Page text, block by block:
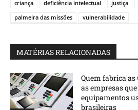
criança
deficiência intelectual justiça
palmeira das missões
vulnerabilidade
MATÉRIAS RELACIONADAS
Quem fabrica
as empresas
equipamentos
brasileiras